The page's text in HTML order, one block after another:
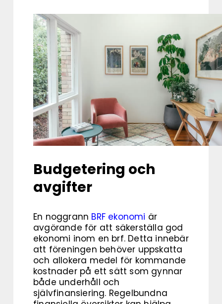
Budgetering och
avgifter
En noggrann BRF ekonomi är
avgörande för att säkerställa god
ekonomi inom en brf. Detta innebär
att föreningen behöver uppskatta
och allokera medel för kommande
kostnader på ett sätt som gynnar
både underhåll och
självfinansiering. Regelbundna